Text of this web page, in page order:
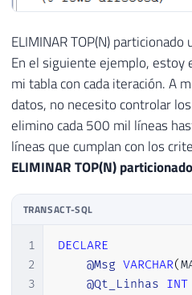
ELIMINAR TOP(N)
En el siguiente ejemplo,
mi tabla con cada iteración. A
datos, no necesito controlar
elimino cada 500 mil líneas
líneas que cumplan con los
ELIMINAR TOP(N)
TRANSACT-SQL
1
2
3
DECLARE
@Msg VARCHAR(
@Qt_Linhas INT